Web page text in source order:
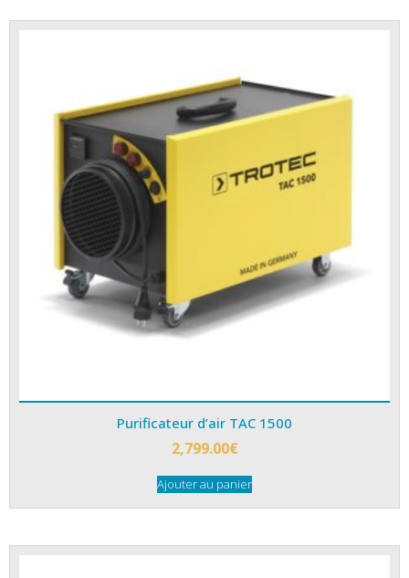
Purificateur d’air TAC 1500
2,799.00€
Ajouter au panier